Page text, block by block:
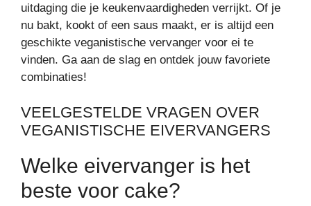
uitdaging die je keukenvaardigheden verrijkt. Of je
nu bakt, kookt of een saus maakt, er is altijd een
geschikte veganistische vervanger voor ei te
vinden. Ga aan de slag en ontdek jouw favoriete
combinaties!
VEELGESTELDE VRAGEN OVER
VEGANISTISCHE EIVERVANGERS
Welke eivervanger is het
beste voor cake?